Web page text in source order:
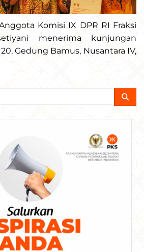
Komisi IX DPR RI Fraksi
menerima kunjungan
Gedung Bamus, Nusantara IV,